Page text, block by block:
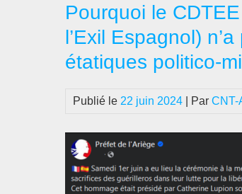
Pourquoi le
l’Exil Espagnol)
étatiques politico-
Publié le 22 juin 2024 | Par CNT-